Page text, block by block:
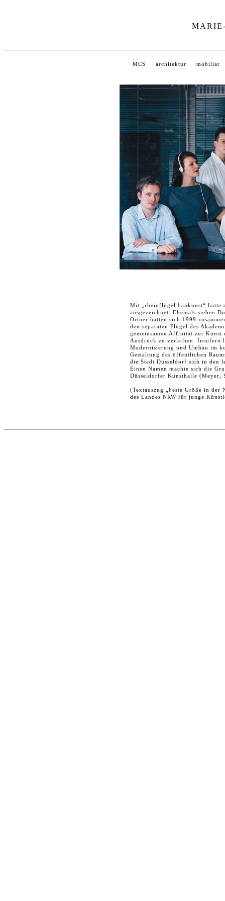
Mit „rheinflügel baukunst“ hatte
ausgezeichnet. Ehemals sieben
Ortner hatten sich 1999
den separaten Flügel des
gemeinsamen Affinität zur
Ausdruck zu verleihen. Insofern
Modernisierung und Umbau im
Gestaltung des öffentlichen
die Stadt Düsseldorf sich in den
Einen Namen machte sich die
Düsseldorfer Kunsthalle (Meyer,
(Textauszug „Feste Größe in der
des Landes NRW für junge
MCS architektur mobiliar